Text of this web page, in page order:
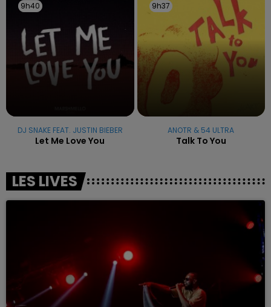
9h40
9h40
DJ SNAKE FEAT. JUSTIN BIEBER
Let Me Love You
9h37
9h37
ANOTR & 54 ULTRA
Talk To You
LES LIVES